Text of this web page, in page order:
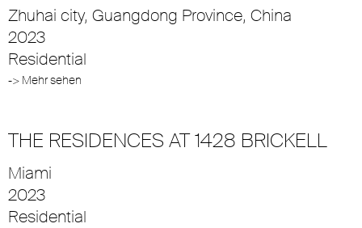
Zhuhai city, Guangdong Province, China
2023
Residential
-> Mehr sehen
THE RESIDENCES AT 1428 BRICKELL
Miami
2023
Residential